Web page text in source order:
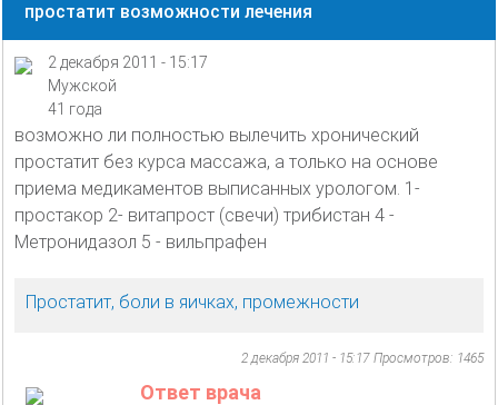
простатит возможности лечения
2 декабря 2011 - 15:17
Мужской
41 года
возможно ли полностью вылечить хронический
простатит без курса массажа, а только на основе
приема медикаментов выписанных урологом. 1-
простакор 2- витапрост (свечи) трибистан 4 -
Метронидазол 5 - вильпрафен
Простатит, боли в яичках, промежности
2 декабря 2011 - 15:17 Просмотров: 1465
Ответ врача